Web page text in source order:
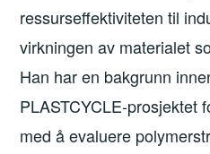
ressurseffektiviteten til
virkningen av materialet
Han har en bakgrunn
PLASTCYCLE-prosjektet
med å evaluere